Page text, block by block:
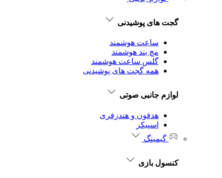
گجت های پوشیدنی
ساعت هوشمند
مچ بند هوشمند
گلس ساعت هوشمند
همه گجت های پوشیدنی
لوازم جانبی صوتی
هدفون و هندزفری
اسپیکر
گیمینگ
کنسول بازی